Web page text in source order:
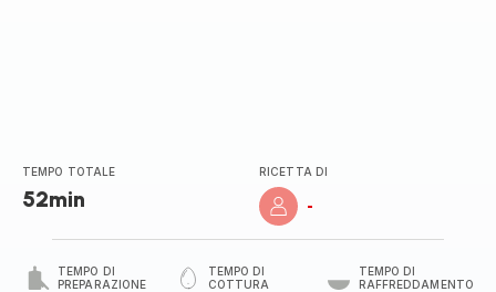
TEMPO TOTALE
52min
RICETTA DI
-
TEMPO DI
PREPARAZIONE
TEMPO DI
COTTURA
TEMPO DI
RAFFREDDAMENTO